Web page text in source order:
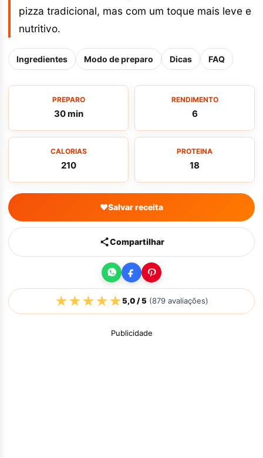
pizza tradicional, mas com um toque mais leve e
nutritivo.
Ingredientes Modo de preparo Dicas FAQ
PREPARO
30 min
RENDIMENTO
6
CALORIAS
210
PROTEINA
18
♥Salvar receita
Compartilhar
★★★★★5,0/ 5 (879 avaliações)
Publicidade